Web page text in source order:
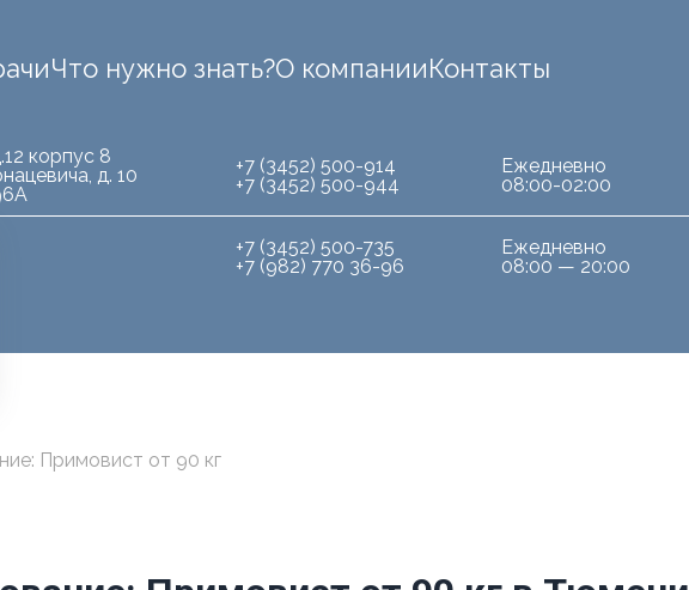
Что нужно знать?О компанииКонтакты
корпус 8
д. 10
+7 (3452) 500-914
+7 (3452) 500-944
+7 (3452) 500-735
+7 (982) 770 36-96
Ежедневно
08:00-02:00
Ежедневно
08:00 — 20:00
Примовист от 90 кг